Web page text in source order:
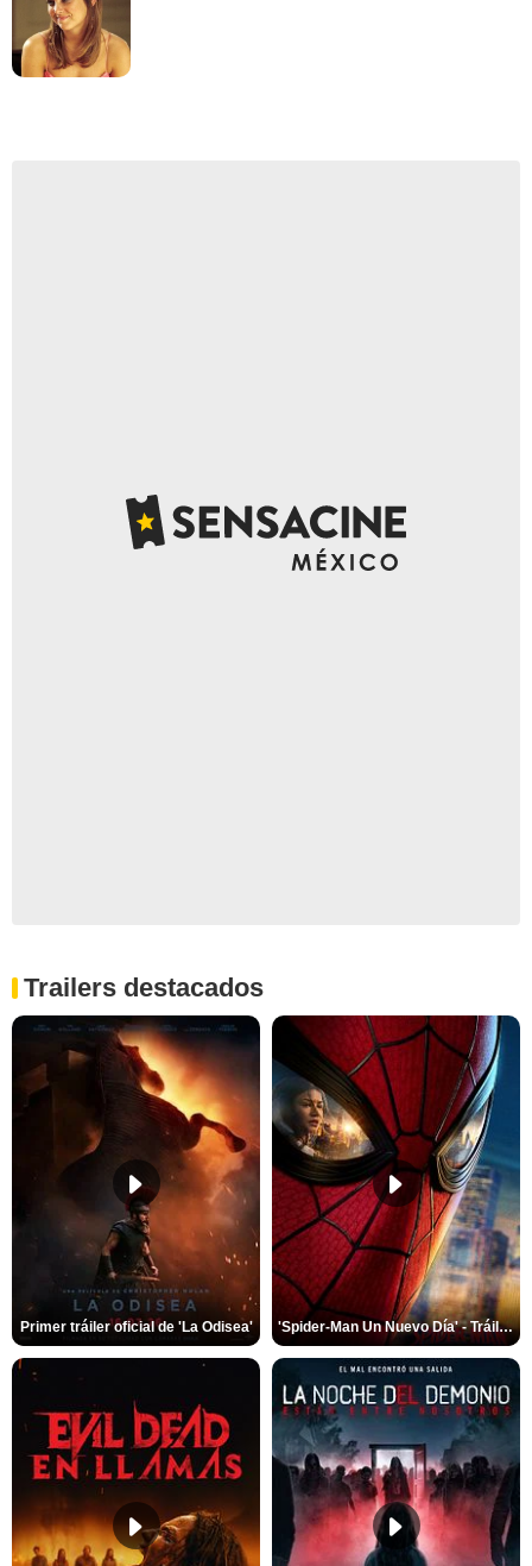
Trailers destacados
Primer tráiler oficial de 'La Odisea' 'Spider-Man Un Nuevo Día' - Tráiler oficial subtitulado